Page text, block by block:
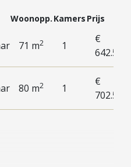
Woonopp. Kamers Prijs
71 m2 1
€
80 m2 1
€